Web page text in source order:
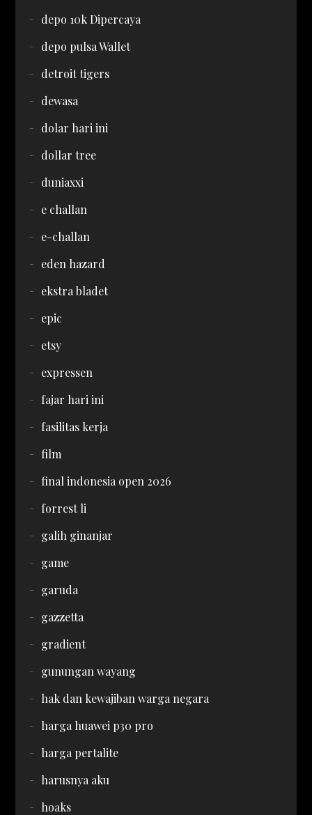
depo 10k Dipercaya
depo pulsa Wallet
detroit tigers
dewasa
dolar hari ini
dollar tree
duniaxxi
e challan
e-challan
eden hazard
ekstra bladet
epic
etsy
expressen
fajar hari ini
fasilitas kerja
film
final indonesia open 2026
forrest li
galih ginanjar
game
garuda
gazzetta
gradient
gunungan wayang
hak dan kewajiban warga negara
harga huawei p30 pro
harga pertalite
harusnya aku
hoaks